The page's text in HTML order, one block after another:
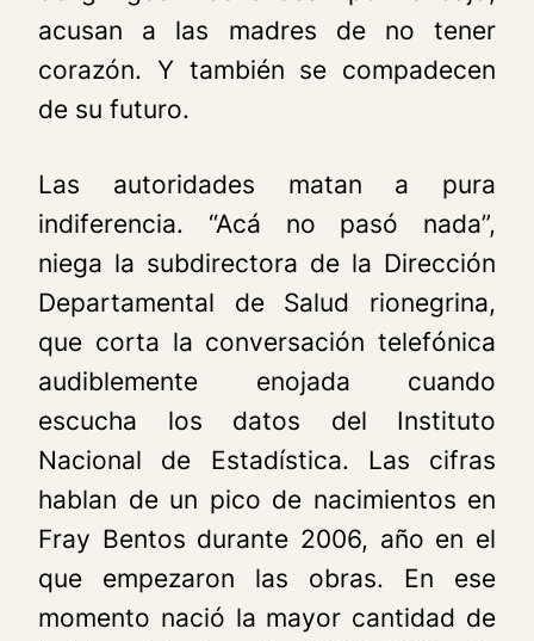
acusan a las madres de no tener
corazón. Y también se compadecen
de su futuro.
Las autoridades matan a pura
indiferencia. “Acá no pasó nada”,
niega la subdirectora de la Dirección
Departamental de Salud rionegrina,
que corta la conversación telefónica
audiblemente enojada cuando
escucha los datos del Instituto
Nacional de Estadística. Las cifras
hablan de un pico de nacimientos en
Fray Bentos durante 2006, año en el
que empezaron las obras. En ese
momento nació la mayor cantidad de